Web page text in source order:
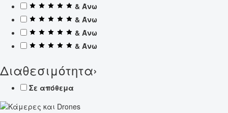
& Άνω
& Άνω
& Άνω
& Άνω
Διαθεσιμότητα›
Σε απόθεμα